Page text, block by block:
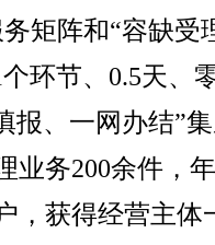
矩阵和“容缺受
环节、0.5天、
报、一网办结”
业务200余件，
，获得经营主体